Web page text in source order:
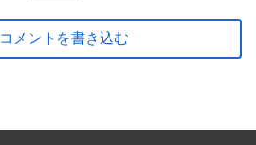
コメントを書き込む